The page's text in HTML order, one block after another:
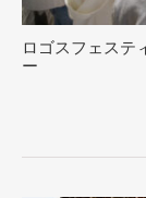
ロゴスフェステ
ー